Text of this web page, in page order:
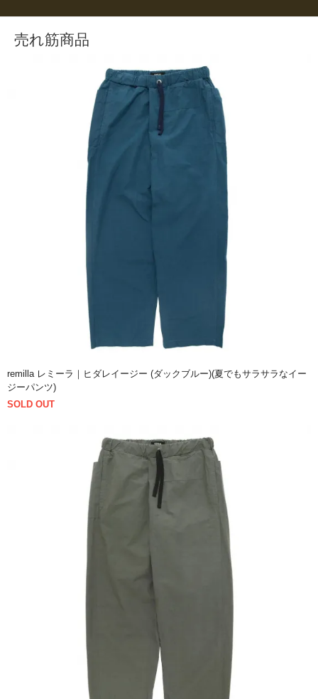
売れ筋商品
remilla レミーラ｜ヒダレイージー (ダックブルー)(夏でもサラサラなイー
ジーパンツ)
SOLD OUT